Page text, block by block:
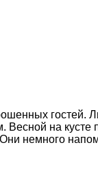
гостей.
Весной на кусте
немного